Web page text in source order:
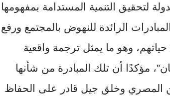
لتحقيق التنمية المستدامة بمفهومها
الرائدة للنهوض بالمجتمع ورفع
وهو ما يمثل ترجمة واقعية
مؤكدًا أن تلك المبادرة من شأنها
المصري وخلق جيل قادر على الحفاظ